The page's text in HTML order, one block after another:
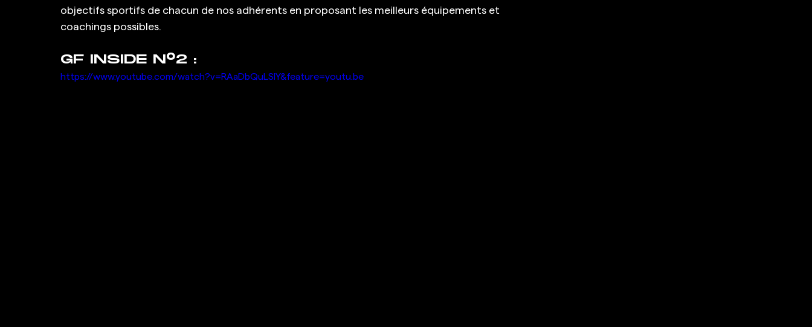
objectifs sportifs de chacun de nos adhérents en proposant les meilleurs équipements et
coachings possibles.
GF INSIDE N°2 :
https://www.youtube.com/watch?v=RAaDbQuLSlY&feature=youtu.be